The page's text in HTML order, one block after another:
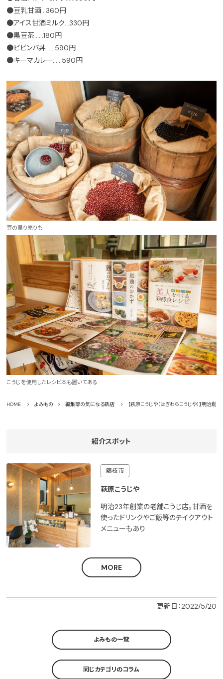
●豆乳甘酒…360円
●アイス甘酒ミルク…330円
●黒豆茶……180円
●ビビンバ丼……590円
●キーマカレー……590円
豆の量り売りも
こうじを使用したレシピ本も置いてある
HOME よみもの 編集部の気になる新店 【萩原こうじや（はぎわらこうじや）】明治
紹介スポット
藤枝市
萩原こうじや
明治23年創業の老舗こうじ店。甘酒を
使ったドリンクやご飯等のテイクアウト
メニューもあり
MORE
更新日：2022/5/20
よみもの一覧
同じカテゴリのコラム